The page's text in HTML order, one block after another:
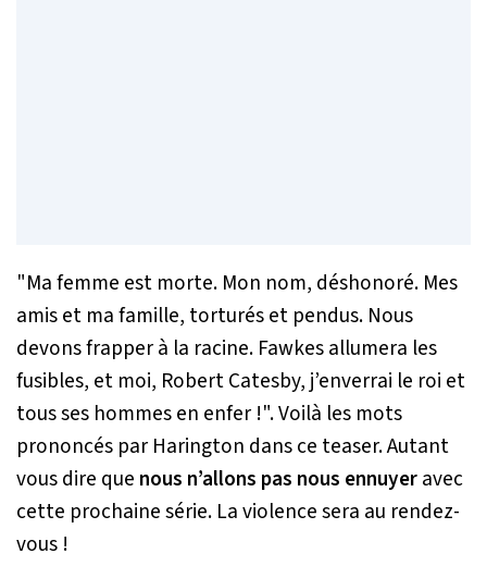
"Ma femme est morte. Mon nom, déshonoré. Mes
amis et ma famille, torturés et pendus. Nous
devons frapper à la racine. Fawkes allumera les
fusibles, et moi, Robert Catesby, j’enverrai le roi et
tous ses hommes en enfer !". Voilà les mots
prononcés par Harington dans ce teaser. Autant
vous dire que nous n’allons pas nous ennuyeravec
cette prochaine série. La violence sera au rendez-
vous !